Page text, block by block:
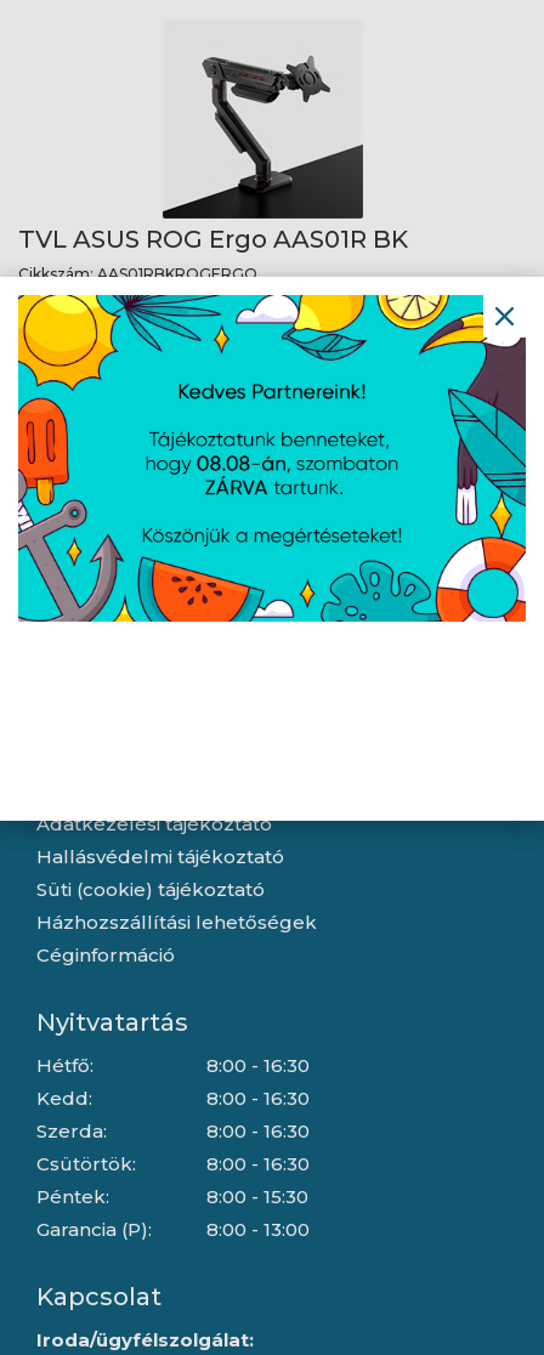
TVL ASUS ROG Ergo AAS01R BK
Cikkszám:AAS01RBKROGERGO
Gyártói cikkszám:AAS01R BK/ROG ERGO
Navigáció
Hírek
Újdonságok
Kapcsolat
Adatkezelési tájékoztató
Hallásvédelmi tájékoztató
Süti (cookie) tájékoztató
Házhozszállítási lehetőségek
Céginformáció
Nyitvatartás
Hétfő:
Kedd:
Szerda:
Csütörtök:
Péntek:
Garancia (P):
8:00 - 16:30
8:00 - 16:30
8:00 - 16:30
8:00 - 16:30
8:00 - 15:30
8:00 - 13:00
Kapcsolat
Iroda/ügyfélszolgálat: